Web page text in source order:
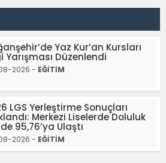
Yaz Kur’an Kursları
Yarışması Düzenlendi
2026 - EĞİTİM
LGS Yerleştirme Sonuçları
Merkezi Liselerde Doluluk
95,76’ya Ulaştı
2026 - EĞİTİM